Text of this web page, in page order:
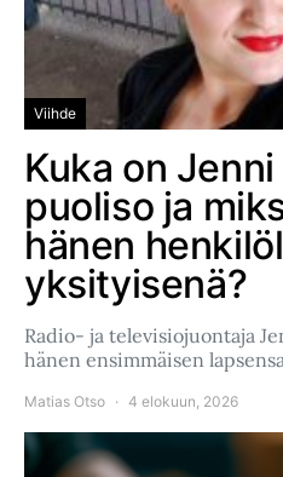
Viihde
Kuka on
puoliso ja
hänen
yksityisenä?
Radio- ja televisiojuontaja
hänen ensimmäisen
Matias Otso 4 elokuun, 2026